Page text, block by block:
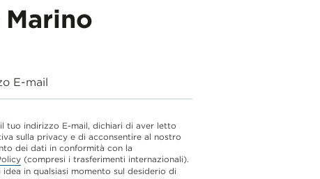
Marino
E-mail
tuo indirizzo E-mail, dichiari di aver letto
sulla privacy e di acconsentire al nostro
dei dati in conformità con la
(compresi i trasferimenti internazionali).
idea in qualsiasi momento sul desiderio di